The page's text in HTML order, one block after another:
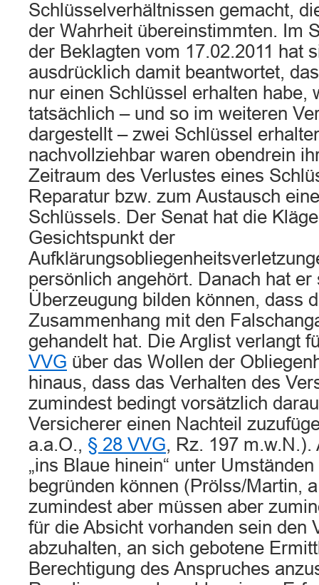
Schlüsselverhältnissen gemacht,
der Wahrheit übereinstimmten. Im
der Beklagten vom 17.02.2011 hat
ausdrücklich damit beantwortet,
nur einen Schlüssel erhalten habe,
tatsächlich – und so im weiteren
dargestellt – zwei Schlüssel
nachvollziehbar waren obendrein
Zeitraum des Verlustes eines
Reparatur bzw. zum Austausch
Schlüssels. Der Senat hat die
Gesichtspunkt der
persönlich angehört. Danach hat
Überzeugung bilden können, dass
Zusammenhang mit den
gehandelt hat. Die Arglist verlangt
VVG über das Wollen der
hinaus, dass das Verhalten des
zumindest bedingt vorsätzlich
Versicherer einen Nachteil
a.a.O., § 28 VVG, Rz. 197 m.w.N.).
„ins Blaue hinein“ unter
begründen können (Prölss/Martin,
zumindest aber müssen aber
für die Absicht vorhanden sein den
abzuhalten, an sich gebotene
Berechtigung des Anspruches